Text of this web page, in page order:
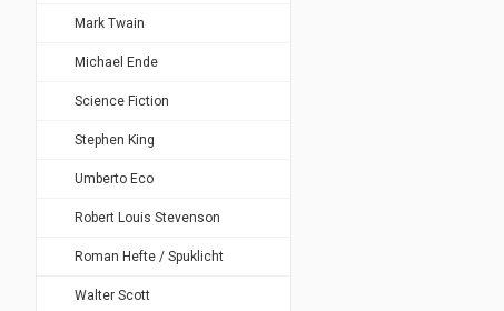
Mark Twain
Michael Ende
Science Fiction
Stephen King
Umberto Eco
Robert Louis Stevenson
Roman Hefte / Spuklicht
Walter Scott